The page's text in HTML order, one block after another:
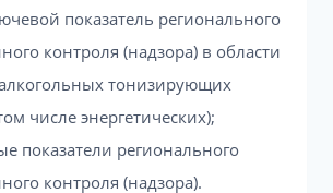
показатель регионального
контроля (надзора) в области
тонизирующих
числе энергетических);
показатели регионального
контроля (надзора).